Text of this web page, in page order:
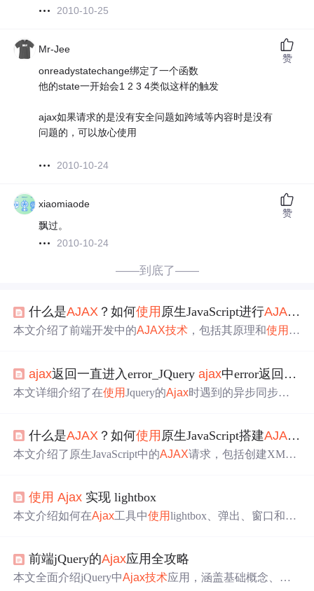
2010-10-25
Mr-Jee
onreadystatechange绑定了一个函数
他的state一开始会1 2 3 4类似这样的触发
ajax如果请求的是没有安全问题如跨域等内容时是没有
问题的，可以放心使用
2010-10-24
赞
xiaomiaode
飘过。
2010-10-24
赞
——到底了——
什么是AJAX ？如何使用 原生JavaScript进行AJAX 请
本文介绍了前端开发中的AJAX技术 ，包括其原理和使用 原
合初学者和进阶者提升技能。
ajax返回一直进入error_JQueryajax中error返回错误及一直返回error的
本文详细介绍了在使用Jquery的Ajax时遇到的异步同步设
析了导致Ajaxerror的原因，例如action中get方法引起的状
态码500错误，并给出了相应的解决方案。提醒开发者注意
什么是AJAX ？如何使用 原生JavaScript搭建AJAX 请
本文介绍了原生JavaScript中的AJAX请求，包括创建XML
到了作者的其他技术专栏，如前端小游戏、Vue3教程和Ty
peScript入门，为持续学习者提供资源。
使用 Ajax 实现 lightbox
本文介绍如何在Ajax工具中使用lightbox、弹出、窗口和渐
提示方式。
前端jQuery的Ajax应用全攻略
本文全面介绍jQuery中Ajax技术应用，涵盖基础概念、核